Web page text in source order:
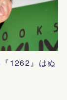
1262』はぬ